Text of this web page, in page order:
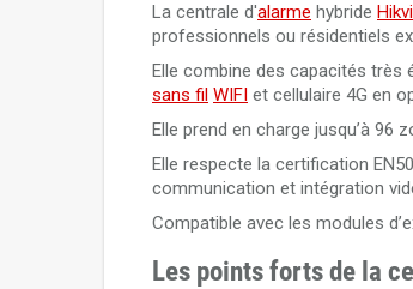
La centrale d'alarme hybride
professionnels ou résidentiels
Elle combine des capacités très
sans fil WIFI et cellulaire 4G en
Elle prend en charge jusqu’à 96
Elle respecte la certification
communication et intégration
Compatible avec les modules
Les points forts de la